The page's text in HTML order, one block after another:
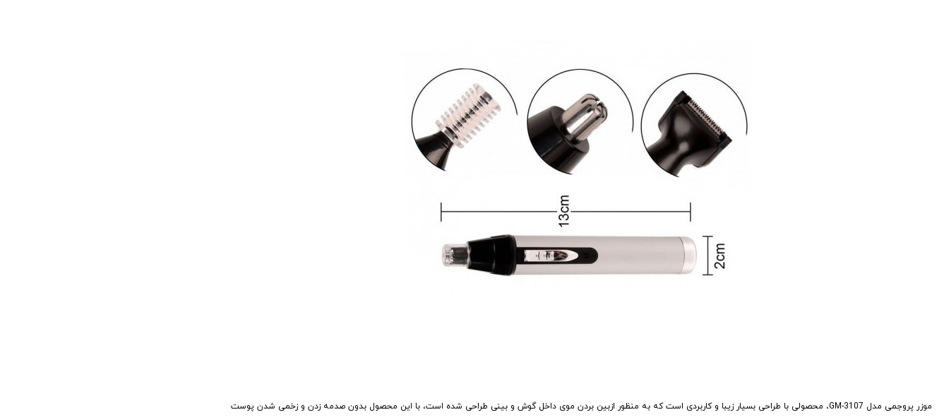
موزر پروجمی مدل GM-3107، محصولی با طراحی بسیار زیبا و کاربردی است که به منظور ازبین بردن موی داخل گوش و بینی طراحی شده است، با این محصول بدون صدمه زدن و زخمی شدن پوست